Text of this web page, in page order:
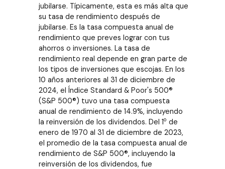
jubilarse. Típicamente, esta es más alta que
su tasa de rendimiento después de
jubilarse. Es la tasa compuesta anual de
rendimiento que preves lograr con tus
ahorros o inversiones. La tasa de
rendimiento real depende en gran parte de
los tipos de inversiones que escojas. En los
10 años anteriores al 31 de diciembre de
2024, el Índice Standard & Poor's 500®
(S&P 500®) tuvo una tasa compuesta
anual de rendimiento de 14.9%, incluyendo
la reinversión de los dividendos. Del 1o de
enero de 1970 al 31 de diciembre de 2023,
el promedio de la tasa compuesta anual de
rendimiento de S&P 500®, incluyendo la
reinversión de los dividendos, fue